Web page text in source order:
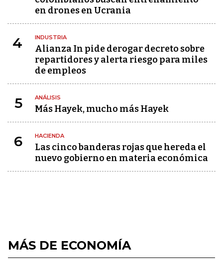
en drones en Ucrania
4 INDUSTRIA
Alianza In pide derogar decreto sobre
repartidores y alerta riesgo para miles
de empleos
5 ANÁLISIS
Más Hayek, mucho más Hayek
6 HACIENDA
Las cinco banderas rojas que hereda el
nuevo gobierno en materia económica
MÁS DE ECONOMÍA